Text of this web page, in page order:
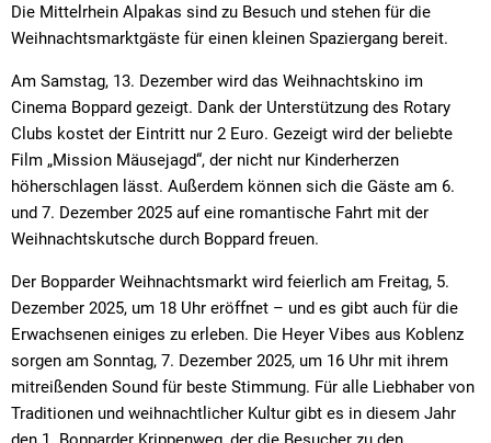
Die Mittelrhein Alpakas sind zu Besuch und stehen für die
Weihnachtsmarktgäste für einen kleinen Spaziergang bereit.
Am Samstag, 13. Dezember wird das Weihnachtskino im
Cinema Boppard gezeigt. Dank der Unterstützung des Rotary
Clubs kostet der Eintritt nur 2 Euro. Gezeigt wird der beliebte
Film „Mission Mäusejagd“, der nicht nur Kinderherzen
höherschlagen lässt. Außerdem können sich die Gäste am 6.
und 7. Dezember 2025 auf eine romantische Fahrt mit der
Weihnachtskutsche durch Boppard freuen.
Der Bopparder Weihnachtsmarkt wird feierlich am Freitag, 5.
Dezember 2025, um 18 Uhr eröffnet – und es gibt auch für die
Erwachsenen einiges zu erleben. Die Heyer Vibes aus Koblenz
sorgen am Sonntag, 7. Dezember 2025, um 16 Uhr mit ihrem
mitreißenden Sound für beste Stimmung. Für alle Liebhaber von
Traditionen und weihnachtlicher Kultur gibt es in diesem Jahr